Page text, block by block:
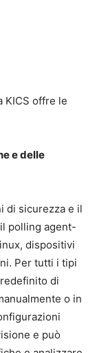
KICS offre le
e delle
di sicurezza e il
polling agent-
dispositivi
Per tutti i tipi
di
o in
e può